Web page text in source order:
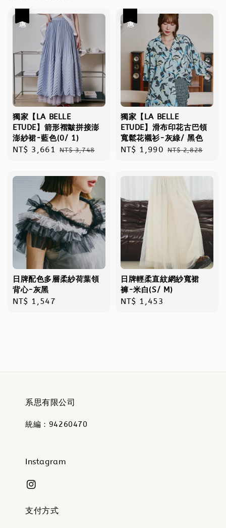
獨家【LA BELLE
ETUDE】箭形褶皺拼接澎
澎紗裙-藍色(0/ 1)
Sale
NT$ 3,661 Regular
NT$ 3,748
獨家【LA BELLE
ETUDE】滑布印花古巴領
寬鬆花襯衫-灰綠/ 黑色
Sale
NT$ 1,990 Regular
NT$ 2,828
日牌配色多層柔紗荷葉領
背心-灰黑
Regular
NT$ 1,547
日牌輕柔直紋網紗寬裙
褲-米白(S/ M)
Regular
NT$ 1,453
系思有限公司
統編：94260470
Instagram
支付方式